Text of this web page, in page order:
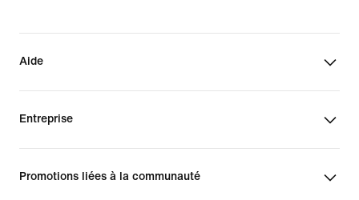
Aide
Entreprise
Promotions liées à la communauté